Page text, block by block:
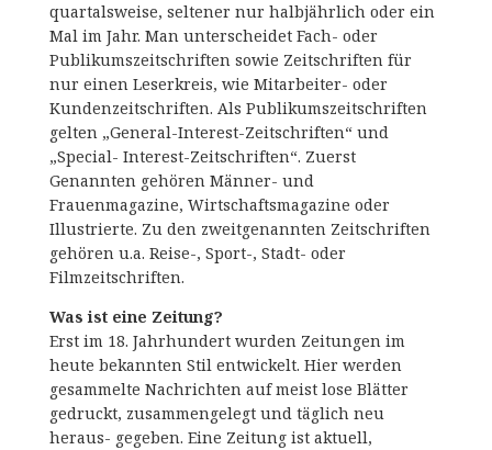
quartalsweise, seltener nur halbjährlich oder ein
Mal im Jahr. Man unterscheidet Fach- oder
Publikumszeitschriften sowie Zeitschriften für
nur einen Leserkreis, wie Mitarbeiter- oder
Kundenzeitschriften. Als Publikumszeitschriften
gelten „General-Interest-Zeitschriften“ und
„Special- Interest-Zeitschriften“. Zuerst
Genannten gehören Männer- und
Frauenmagazine, Wirtschaftsmagazine oder
Illustrierte. Zu den zweitgenannten Zeitschriften
gehören u.a. Reise-, Sport-, Stadt- oder
Filmzeitschriften.
Was ist eine Zeitung?
Erst im 18. Jahrhundert wurden Zeitungen im
heute bekannten Stil entwickelt. Hier werden
gesammelte Nachrichten auf meist lose Blätter
gedruckt, zusammengelegt und täglich neu
heraus- gegeben. Eine Zeitung ist aktuell,